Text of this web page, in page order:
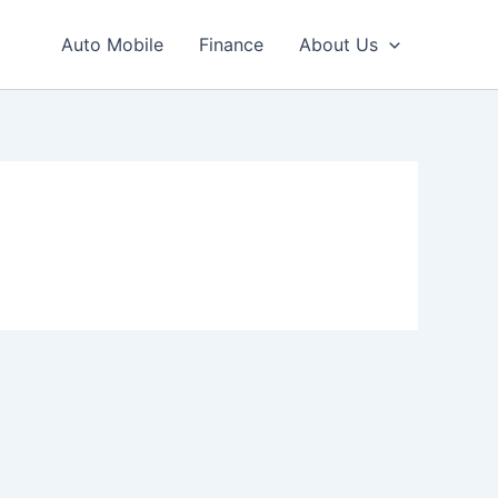
Auto Mobile Finance About Us